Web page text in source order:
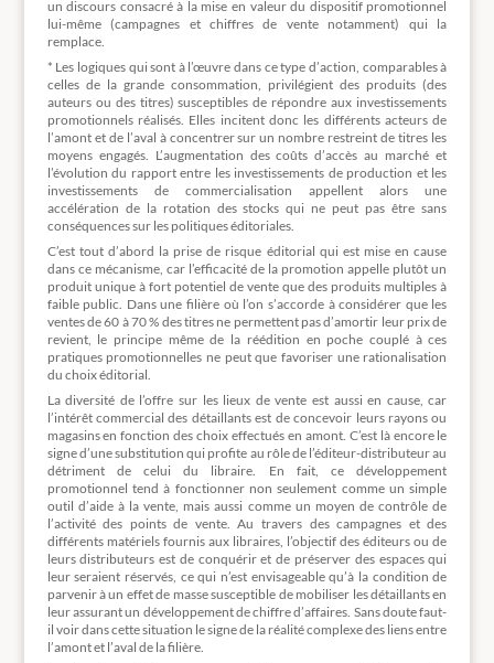
un discours consacré à la mise en valeur du dispositif promotionnel
lui-même (campagnes et chiffres de vente notamment) qui la
remplace.
* Les logiques qui sont à l’œuvre dans ce type d’action, comparables à
celles de la grande consommation, privilégient des produits (des
auteurs ou des titres) susceptibles de répondre aux investissements
promotionnels réalisés. Elles incitent donc les différents acteurs de
l’amont et de l’aval à concentrer sur un nombre restreint de titres les
moyens engagés. L’augmentation des coûts d’accès au marché et
l’évolution du rapport entre les investissements de production et les
investissements de commercialisation appellent alors une
accélération de la rotation des stocks qui ne peut pas être sans
conséquences sur les politiques éditoriales.
C’est tout d’abord la prise de risque éditorial qui est mise en cause
dans ce mécanisme, car l’efficacité de la promotion appelle plutôt un
produit unique à fort potentiel de vente que des produits multiples à
faible public. Dans une filière où l’on s’accorde à considérer que les
ventes de 60 à 70 % des titres ne permettent pas d’amortir leur prix de
revient, le principe même de la réédition en poche couplé à ces
pratiques promotionnelles ne peut que favoriser une rationalisation
du choix éditorial.
La diversité de l’offre sur les lieux de vente est aussi en cause, car
l’intérêt commercial des détaillants est de concevoir leurs rayons ou
magasins en fonction des choix effectués en amont. C’est là encore le
signe d’une substitution qui profite au rôle de l’éditeur-distributeur au
détriment de celui du libraire. En fait, ce développement
promotionnel tend à fonctionner non seulement comme un simple
outil d’aide à la vente, mais aussi comme un moyen de contrôle de
l’activité des points de vente. Au travers des campagnes et des
différents matériels fournis aux libraires, l’objectif des éditeurs ou de
leurs distributeurs est de conquérir et de préserver des espaces qui
leur seraient réservés, ce qui n’est envisageable qu’à la condition de
parvenir à un effet de masse susceptible de mobiliser les détaillants en
leur assurant un développement de chiffre d’affaires. Sans doute faut-
il voir dans cette situation le signe de la réalité complexe des liens entre
l’amont et l’aval de la filière.